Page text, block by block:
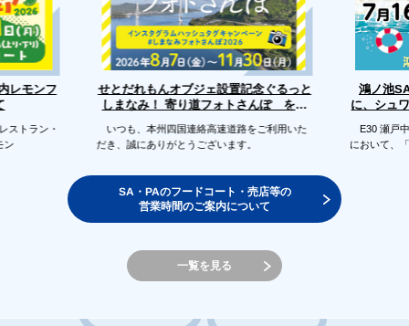
レモンフ
ストラン・
ン
せとだれもんオブジェ設置記念ぐるっと
しまなみ！ 寄り道フォトさんぽ を開
いつも、本州四国連絡高速道路をご利用いた
だき、誠にありがとうございます。
鴻ノ池
に、シュ
E30 瀬戸中
において、
SA・PAのフードコート・売店等の
営業時間のご案内について
一覧を見る